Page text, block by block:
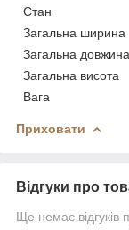
Стан
Загальна ширина
Загальна довжина
Загальна висота
Вага
Приховати
Відгуки про
Ще немає відгуків